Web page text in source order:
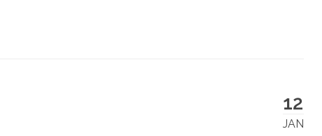
12
JAN